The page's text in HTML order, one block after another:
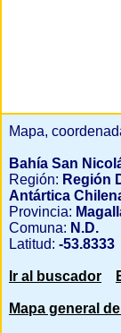
Mapa,
Bahía San
Región: Región
Antártica
Provincia:
Comuna: N.D.
Latitud: -53.8333
Ir al buscador
Mapa general